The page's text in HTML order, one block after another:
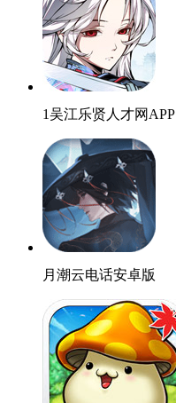
1吴江乐贤人才网APP
月潮云电话安卓版